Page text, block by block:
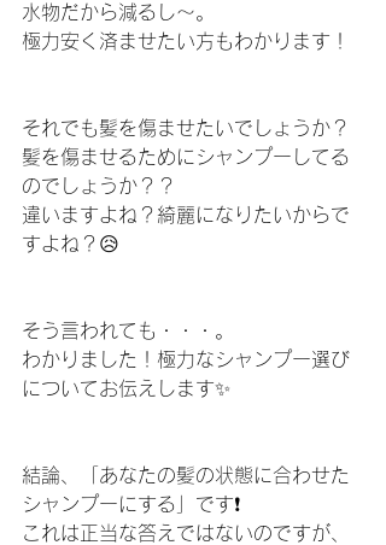
水物だから減るし〜。
極力安く済ませたい方もわかります！
それでも髪を傷ませたいでしょうか？
髪を傷ませるためにシャンプーしてる
のでしょうか？？
違いますよね？綺麗になりたいからで
すよね？😥
そう言われても・・・。
わかりました！極力なシャンプー選び
についてお伝えします✨
結論、「あなたの髪の状態に合わせた
シャンプーにする」です❗️
これは正当な答えではないのですが、